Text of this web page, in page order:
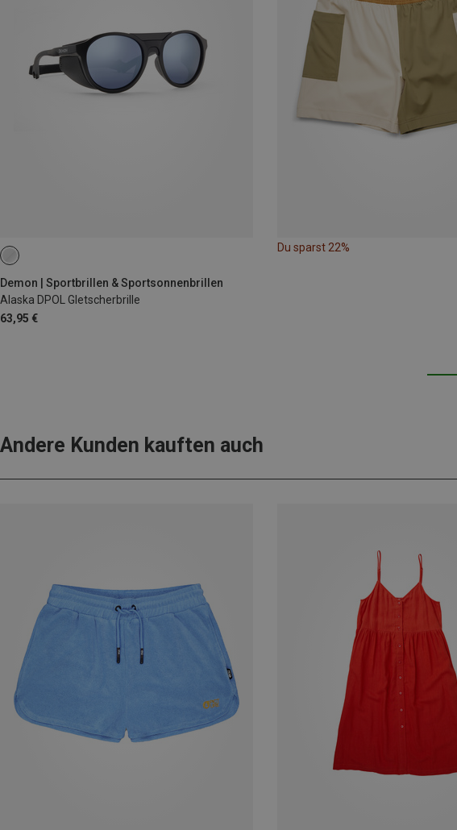
Demon | Sportbrillen & Sportsonnenbrillen
Alaska DPOL Gletscherbrille
63,95 €
Du sparst 22%
Andere Kunden kauften auch